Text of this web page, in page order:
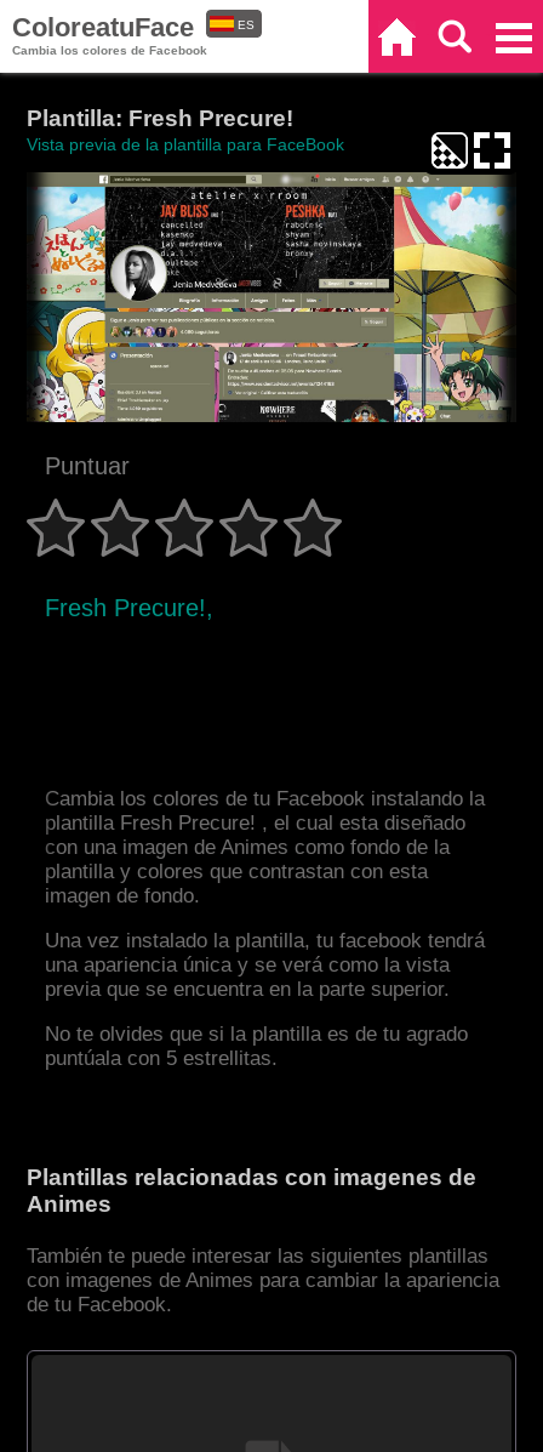
ColoreatuFace
Cambia los colores de Facebook
ES
Plantilla: Fresh Precure!
Vista previa de la plantilla para FaceBook
Puntuar
Fresh Precure!,
Cambia los colores de tu Facebook instalando la
plantilla Fresh Precure! , el cual esta diseñado
con una imagen de Animes como fondo de la
plantilla y colores que contrastan con esta
imagen de fondo.
Una vez instalado la plantilla, tu facebook tendrá
una apariencia única y se verá como la vista
previa que se encuentra en la parte superior.
No te olvides que si la plantilla es de tu agrado
puntúala con 5 estrellitas.
Plantillas relacionadas con imagenes de
Animes
También te puede interesar las siguientes plantillas
con imagenes de Animes para cambiar la apariencia
de tu Facebook.